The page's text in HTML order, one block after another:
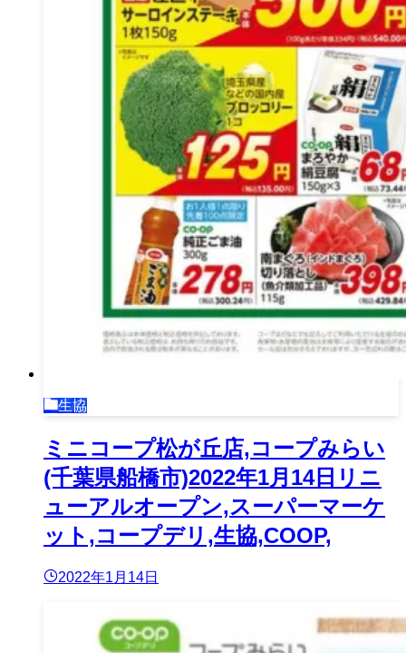
生協
ミニコープ松が丘店,コープみらい
(千葉県船橋市)2022年1月14日リニ
ューアルオープン,スーパーマーケ
ット,コープデリ,生協,COOP,
2022年1月14日